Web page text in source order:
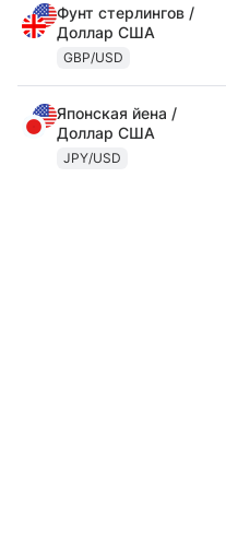
Фунт стерлингов /
Доллар США
GBP/USD
Японская йена /
Доллар США
JPY/USD